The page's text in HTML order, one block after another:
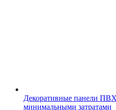
Декоративные панели
минимальными затратами